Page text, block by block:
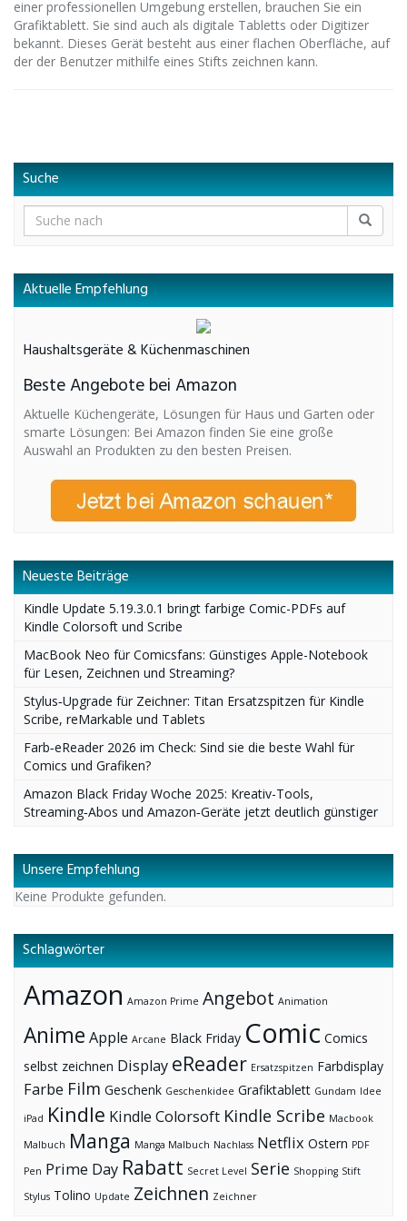
einer professionellen Umgebung erstellen, brauchen Sie ein
Grafiktablett. Sie sind auch als digitale Tabletts oder Digitizer
bekannt. Dieses Gerät besteht aus einer flachen Oberfläche, auf
der der Benutzer mithilfe eines Stifts zeichnen kann.
Suche
Aktuelle Empfehlung
Haushaltsgeräte & Küchenmaschinen
Beste Angebote bei Amazon
Aktuelle Küchengeräte, Lösungen für Haus und Garten oder
smarte Lösungen: Bei Amazon finden Sie eine große
Auswahl an Produkten zu den besten Preisen.
Neueste Beiträge
Kindle Update 5.19.3.0.1 bringt farbige Comic-PDFs auf
Kindle Colorsoft und Scribe
MacBook Neo für Comicsfans: Günstiges Apple-Notebook
für Lesen, Zeichnen und Streaming?
Stylus‑Upgrade für Zeichner: Titan Ersatzspitzen für Kindle
Scribe, reMarkable und Tablets
Farb‑eReader 2026 im Check: Sind sie die beste Wahl für
Comics und Grafiken?
Amazon Black Friday Woche 2025: Kreativ-Tools,
Streaming‑Abos und Amazon‑Geräte jetzt deutlich günstiger
Unsere Empfehlung
Keine Produkte gefunden.
Schlagwörter
Amazon Amazon Prime Angebot Animation
Anime Apple Arcane Black Friday Comic Comics
selbst zeichnen Display eReader Ersatzspitzen Farbdisplay
Farbe Film Geschenk Geschenkidee Grafiktablett Gundam Idee
iPad Kindle Kindle Colorsoft Kindle Scribe Macbook
Malbuch Manga Manga Malbuch Nachlass Netflix Ostern PDF
Pen Prime Day Rabatt Secret Level Serie Shopping Stift
Stylus Tolino Update Zeichnen Zeichner